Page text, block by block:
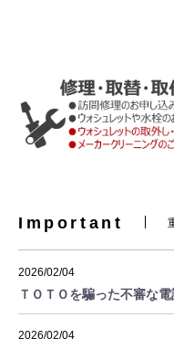
Important
2026/02/04
ＴＯＴＯを騙った不審な
2026/02/04